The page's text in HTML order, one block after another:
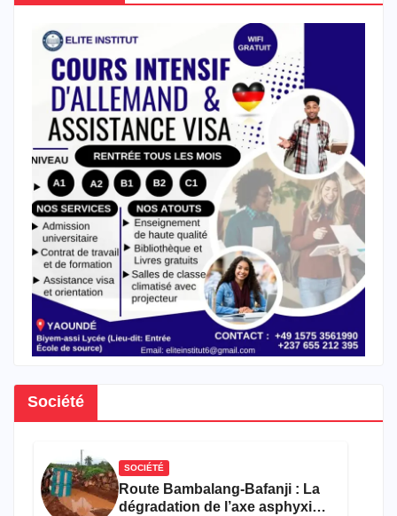
Société
SOCIÉTÉ
Route Bambalang-Bafanji : La
dégradation de l’axe asphyxie